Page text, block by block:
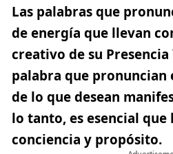
Las palabras que
de energía que llevan
creativo de su Presencia
palabra que pronuncian
de lo que desean
lo tanto, es esencial
conciencia y propósito.